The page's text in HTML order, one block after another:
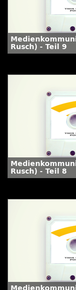
Rusch) - Teil 9
Rusch) - Teil 8